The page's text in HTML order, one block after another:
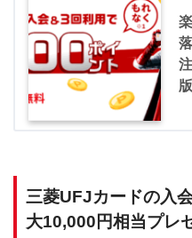
三菱UFJカードの入
大10,000円相当プレ